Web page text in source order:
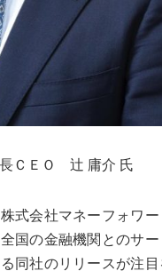
ＣＥＯ 辻 庸介 氏
式会社マネーフォワ
国の金融機関とのサ
同社のリリースが注